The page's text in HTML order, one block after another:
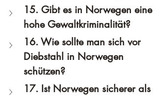
15. Gibt es in Norwegen eine
hohe Gewaltkriminalität?
16. Wie sollte man sich vor
Diebstahl in Norwegen
schützen?
17. Ist Norwegen sicherer als